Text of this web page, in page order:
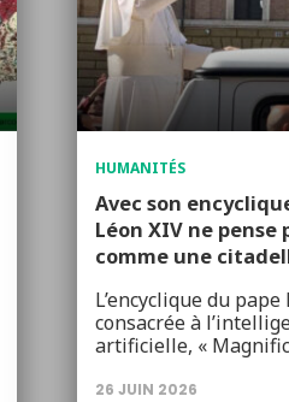
HUMANITÉS
Avec son
Léon XIV ne pense
comme une
L’encyclique du pape
consacrée à
artificielle, «
26 JUIN 2026